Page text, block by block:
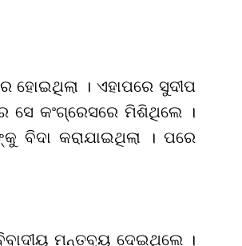
। ଏହାପରେ ସୁଦୀପ
ସେ କଂଗ୍ରେସରେ ମିଶିଥିଲେ ।
ବିଦା କରାଯାଇଥିଲା । ପରେ
ମନ୍ତବ୍ୟ ଦେଇଥିଲେ ।